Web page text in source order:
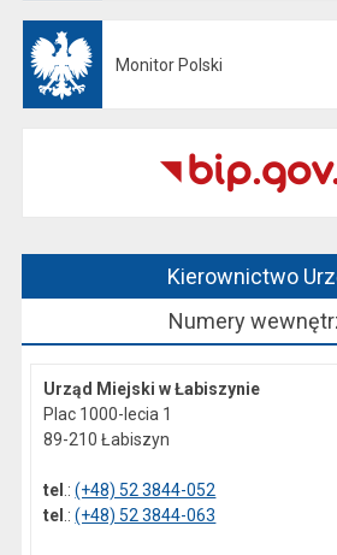
Monitor Polski
Kierownictwo
Numery
Urząd Miejski w Łabiszynie
Plac 1000-lecia 1
89-210 Łabiszyn
tel .:(+48) 52 3844-052
tel .:(+48) 52 3844-063